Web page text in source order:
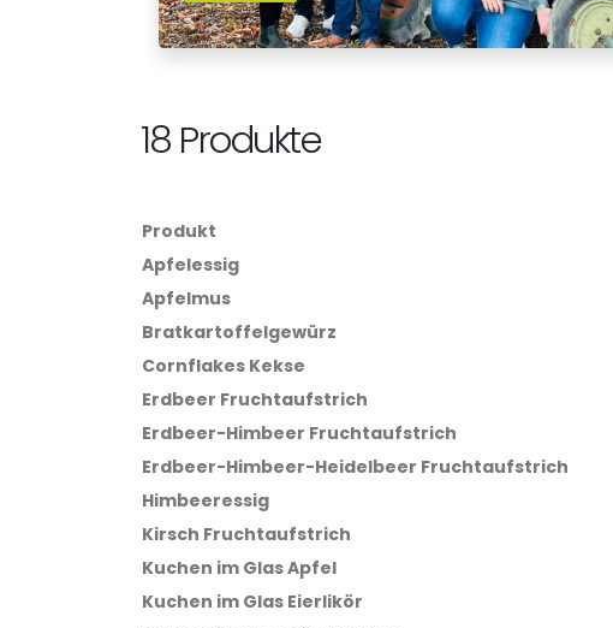
18 Produkte
Produkt
Apfelessig
Apfelmus
Bratkartoffelgewürz
Cornflakes Kekse
Erdbeer Fruchtaufstrich
Erdbeer-Himbeer Fruchtaufstrich
Erdbeer-Himbeer-Heidelbeer Fruchtaufstrich
Himbeeressig
Kirsch Fruchtaufstrich
Kuchen im Glas Apfel
Kuchen im Glas Eierlikör